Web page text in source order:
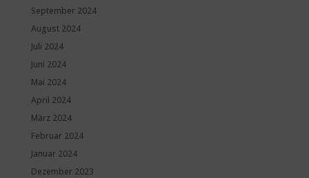
September 2024
August 2024
Juli 2024
Juni 2024
Mai 2024
April 2024
März 2024
Februar 2024
Januar 2024
Dezember 2023